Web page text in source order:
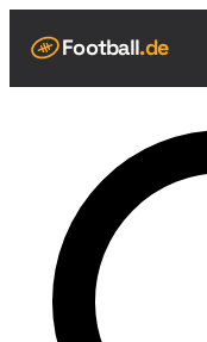
Football.de
Live Scores
Spielplan
Teams